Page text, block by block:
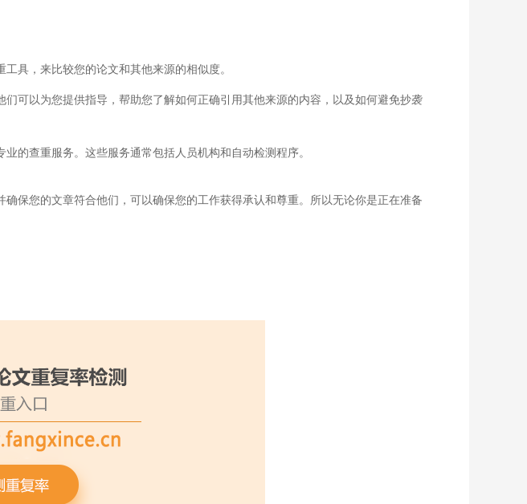
具，来比较您的论文和其他来源的相似度。
可以为您提供指导，帮助您了解如何正确引用其他来源的内容，以及如何避免抄袭
的查重服务。这些服务通常包括人员机构和自动检测程序。
保您的文章符合他们，可以确保您的工作获得承认和尊重。所以无论你是正在准备